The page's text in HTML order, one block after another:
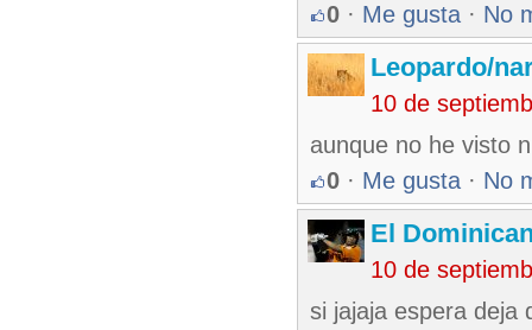
0 · Me gusta · No
Leopardo/
10 de
aunque no he visto
0 · Me gusta · No
El
10 de
si jajaja espera deja